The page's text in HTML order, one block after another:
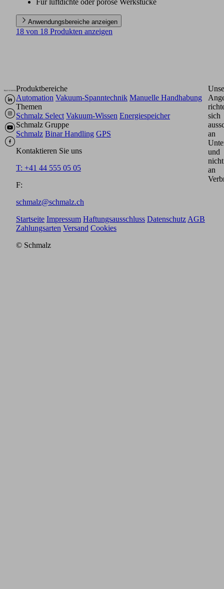
Anwendungsbereiche anzeigen
18 von 18 Produkten anzeigen
Produktbereiche
Automation Vakuum-Spanntechnik Manuelle Handhabung
Themen
Schmalz Select Vakuum-Wissen Energiespeicher
Schmalz Gruppe
Schmalz Binar Handling GPS
Kontaktieren Sie uns
T: +41 44 555 05 05
F:
schmalz@schmalz.ch
sich
an
und
nicht
an
Startseite Impressum Haftungsausschluss Datenschutz AGB
Zahlungsarten Versand Cookies
© Schmalz